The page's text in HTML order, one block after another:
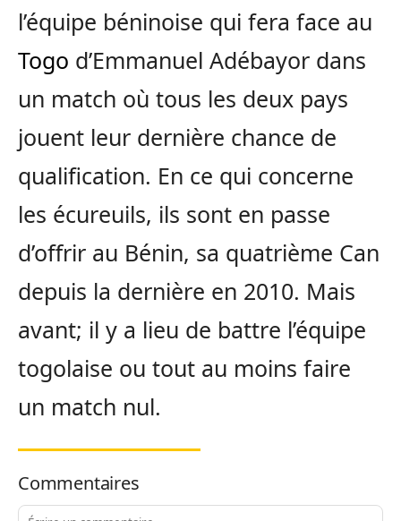
l’équipe béninoise qui fera face au
Togo d’Emmanuel Adébayor dans
un match où tous les deux pays
jouent leur dernière chance de
qualification. En ce qui concerne
les écureuils, ils sont en passe
d’offrir au Bénin, sa quatrième Can
depuis la dernière en 2010. Mais
avant; il y a lieu de battre l’équipe
togolaise ou tout au moins faire
un match nul.
Commentaires